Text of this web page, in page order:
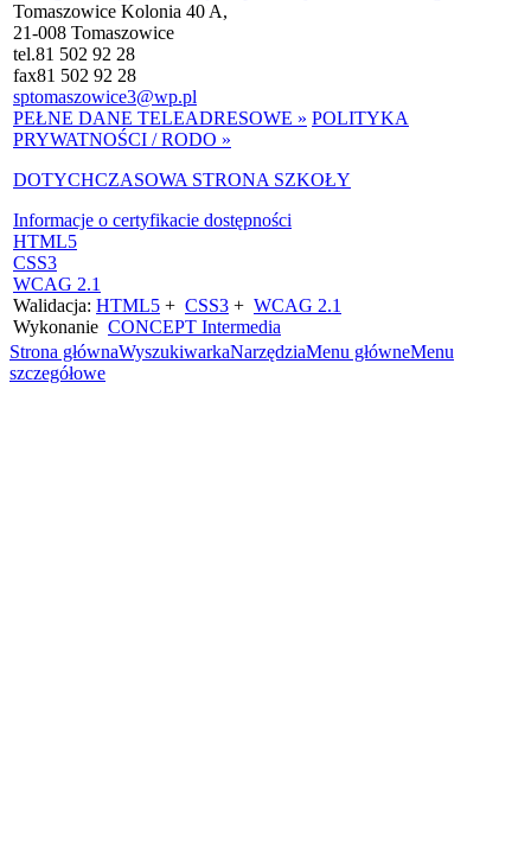
Tomaszowice Kolonia 40 A,
21-008 Tomaszowice
tel.81 502 92 28
fax81 502 92 28
sptomaszowice3@wp.pl
PEŁNE DANE TELEADRESOWE » POLITYKA
PRYWATNOŚCI / RODO »
DOTYCHCZASOWA STRONA SZKOŁY
Informacje o certyfikacie dostępności
HTML5
CSS3
WCAG 2.1
Walidacja: HTML5 + CSS3 + WCAG 2.1
Wykonanie CONCEPT Intermedia
Strona głównaWyszukiwarkaNarzędziaMenu główneMenu
szczegółowe